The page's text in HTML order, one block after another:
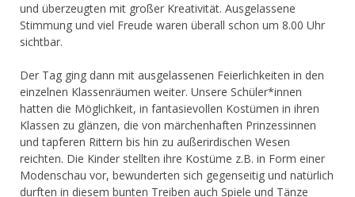
und überzeugten mit großer Kreativität. Ausgelassene
Stimmung und viel Freude waren überall schon um 8.00 Uhr
sichtbar.
Der Tag ging dann mit ausgelassenen Feierlichkeiten in den
einzelnen Klassenräumen weiter. Unsere Schüler*innen
hatten die Möglichkeit, in fantasievollen Kostümen in ihren
Klassen zu glänzen, die von märchenhaften Prinzessinnen
und tapferen Rittern bis hin zu außerirdischen Wesen
reichten. Die Kinder stellten ihre Kostüme z.B. in Form einer
Modenschau vor, bewunderten sich gegenseitig und natürlich
durften in diesem bunten Treiben auch Spiele und Tänze